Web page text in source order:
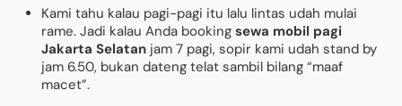
Kami tahu kalau pagi-pagi itu lalu lintas udah mulai
rame. Jadi kalau Anda bookingsewa mobil pagi
Jakarta Selatan jam 7 pagi, sopir kami udah stand by
jam 6.50, bukan dateng telat sambil bilang “maaf
macet”.